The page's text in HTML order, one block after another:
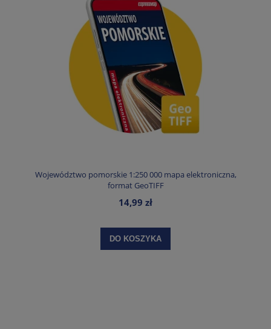
Województwo pomorskie 1:250 000 mapa elektroniczna,
format GeoTIFF
14,99 zł
DO KOSZYKA